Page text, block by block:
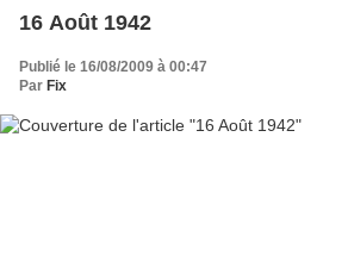
16 Août 1942
Publié le 16/08/2009 à 00:47
Par Fix